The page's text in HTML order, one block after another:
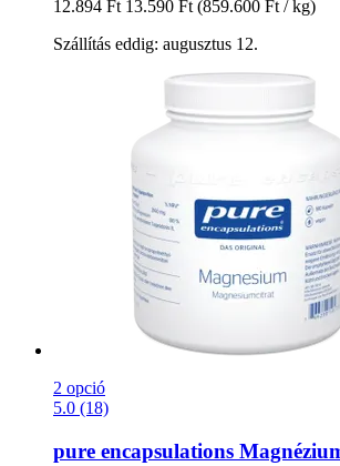
12.894 Ft 13.590 Ft (859.600 Ft / kg)
Szállítás eddig: augusztus 12.
2 opció
5.0 (18)
pure encapsulations